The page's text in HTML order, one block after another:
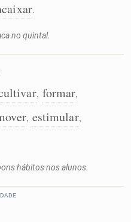
.
no quintal.
, formar,
, estimular,
hábitos nos alunos.